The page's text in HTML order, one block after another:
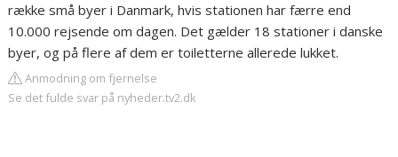
række små byer i Danmark, hvis stationen har færre end
10.000 rejsende om dagen. Det gælder 18 stationer i danske
byer, og på flere af dem er toiletterne allerede lukket.
Anmodning om fjernelse
Se det fulde svar på nyheder.tv2.dk